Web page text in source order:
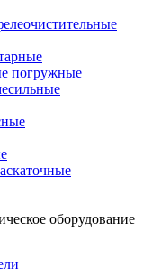
погружные
оборудование